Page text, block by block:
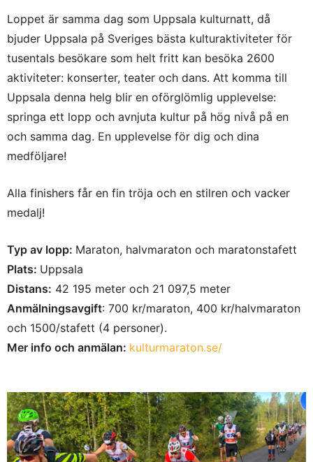
Loppet är samma dag som Uppsala kulturnatt, då
bjuder Uppsala på Sveriges bästa kulturaktiviteter för
tusentals besökare som helt fritt kan besöka 2600
aktiviteter: konserter, teater och dans. Att komma till
Uppsala denna helg blir en oförglömlig upplevelse:
springa ett lopp och avnjuta kultur på hög nivå på en
och samma dag. En upplevelse för dig och dina
medföljare!
Alla finishers får en fin tröja och en stilren och vacker
medalj!
Typ av lopp: Maraton, halvmaraton och maratonstafett
Plats: Uppsala
Distans: 42 195 meter och 21 097,5 meter
Anmälningsavgift: 700 kr/maraton, 400 kr/halvmaraton
och 1500/stafett (4 personer).
Mer info och anmälan: kulturmaraton.se/